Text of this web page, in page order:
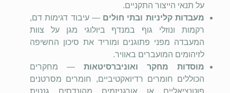
על תנאי הייצור התקניים.
מעבדות קליניות ובתי חולים — עיבוד דגימות דם,
רקמות ונוזלי גוף במנדף ביולוגי מגן על צוות
המעבדה מפני פתוגנים ומוריד את סיכון החשיפה
לזיהומים המועברים באוויר.
מוסדות מחקר ואוניברסיטאות — מחקרים
הכוללים חומרים רדיואקטיביים, חומרים מסרטנים
פוטנציאליים או אורגניזמים מהונדסים גנטית